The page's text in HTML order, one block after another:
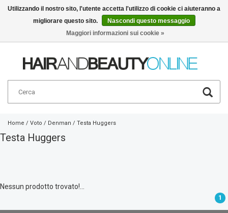
Italiano
Home / Voto / Denman / Testa Huggers
Testa Huggers
Nessun prodotto trovato!...
1
Utilizzando il nostro sito, l'utente accetta l'utilizzo di cookie ci aiuteranno a
migliorare questo sito.
Nascondi questo messaggio
Maggiori informazioni sui cookie »